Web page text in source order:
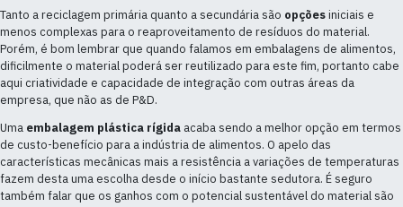
Tanto a reciclagem primária quanto a secundária são opçõesiniciais e
menos complexas para o reaproveitamento de resíduos do material.
Porém, é bom lembrar que quando falamos em embalagens de alimentos,
dificilmente o material poderá ser reutilizado para este fim, portanto cabe
aqui criatividade e capacidade de integração com outras áreas da
empresa, que não as de P&D.
Uma embalagem plástica rígida acaba sendo a melhor opção em termos
de custo-benefício para a indústria de alimentos. O apelo das
características mecânicas mais a resistência a variações de temperaturas
fazem desta uma escolha desde o início bastante sedutora. É seguro
também falar que os ganhos com o potencial sustentável do material são